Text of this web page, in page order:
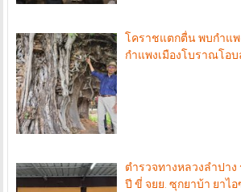
โคราชแตกตื่น พบกำแพ
กำแพงเมืองโบราณโอ
ตำรวจทางหลวงลำปา
ปี ขี่ จยย. ซุกยาบ้า ยาไ